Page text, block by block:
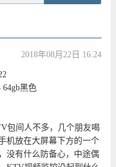
2018年08月22日 16:24
64gb黑色
包间人不多，几个朋友喝
机放在大屏幕下方的一个
没有什么防备心，中途偶